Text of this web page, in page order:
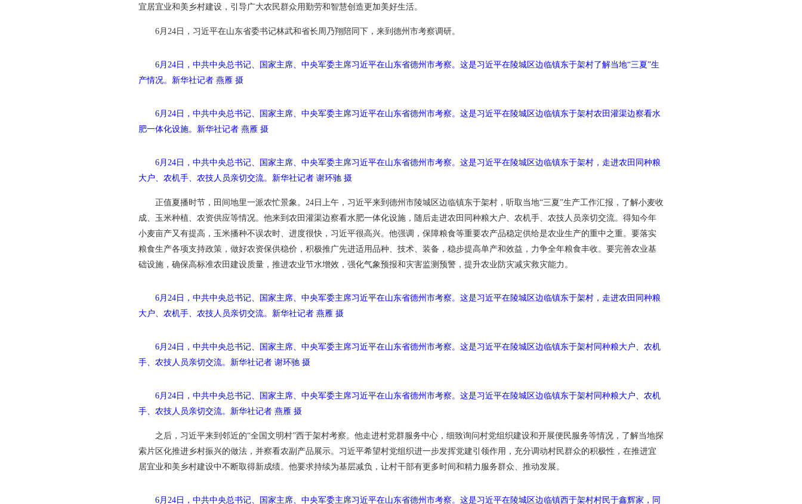
宜居宜业和美乡村建设，引导广大农民群众用勤劳和智慧创造更加美好生活。
6月24日，习近平在山东省委书记林武和省长周乃翔陪同下，来到德州市考察调研。
6月24日，中共中央总书记、国家主席、中央军委主席习近平在山东省德州市考察。这是习近平在陵城区边临镇东于架村了解当地“三夏”生
产情况。 新华社记者 燕雁 摄
6月24日，中共中央总书记、国家主席、中央军委主席习近平在山东省德州市考察。这是习近平在陵城区边临镇东于架村农田灌渠边察看水
肥一体化设施。 新华社记者 燕雁 摄
6月24日，中共中央总书记、国家主席、中央军委主席习近平在山东省德州市考察。这是习近平在陵城区边临镇东于架村，走进农田同种粮
大户、农机手、农技人员亲切交流。 新华社记者 谢环驰 摄
正值夏播时节，田间地里一派农忙景象。24日上午，习近平来到德州市陵城区边临镇东于架村，听取当地“三夏”生产工作汇报，了解小麦收
成、玉米种植、农资供应等情况。他来到农田灌渠边察看水肥一体化设施，随后走进农田同种粮大户、农机手、农技人员亲切交流。得知今年
小麦亩产又有提高，玉米播种不误农时、进度很快，习近平很高兴。他强调，保障粮食等重要农产品稳定供给是农业生产的重中之重。要落实
粮食生产各项支持政策，做好农资保供稳价，积极推广先进适用品种、技术、装备，稳步提高单产和效益，力争全年粮食丰收。要完善农业基
础设施，确保高标准农田建设质量，推进农业节水增效，强化气象预报和灾害监测预警，提升农业防灾减灾救灾能力。
6月24日，中共中央总书记、国家主席、中央军委主席习近平在山东省德州市考察。这是习近平在陵城区边临镇东于架村，走进农田同种粮
大户、农机手、农技人员亲切交流。 新华社记者 燕雁 摄
6月24日，中共中央总书记、国家主席、中央军委主席习近平在山东省德州市考察。这是习近平在陵城区边临镇东于架村同种粮大户、农机
手、农技人员亲切交流。 新华社记者 谢环驰 摄
6月24日，中共中央总书记、国家主席、中央军委主席习近平在山东省德州市考察。这是习近平在陵城区边临镇东于架村同种粮大户、农机
手、农技人员亲切交流。 新华社记者 燕雁 摄
之后，习近平来到邻近的“全国文明村”西于架村考察。他走进村党群服务中心，细致询问村党组织建设和开展便民服务等情况，了解当地探
索片区化推进乡村振兴的做法，并察看农副产品展示。习近平希望村党组织进一步发挥党建引领作用，充分调动村民群众的积极性，在推进宜
居宜业和美乡村建设中不断取得新成绩。他要求持续为基层减负，让村干部有更多时间和精力服务群众、推动发展。
6月24日，中共中央总书记、国家主席、中央军委主席习近平在山东省德州市考察。这是习近平在陵城区边临镇西于架村村民于鑫辉家，同